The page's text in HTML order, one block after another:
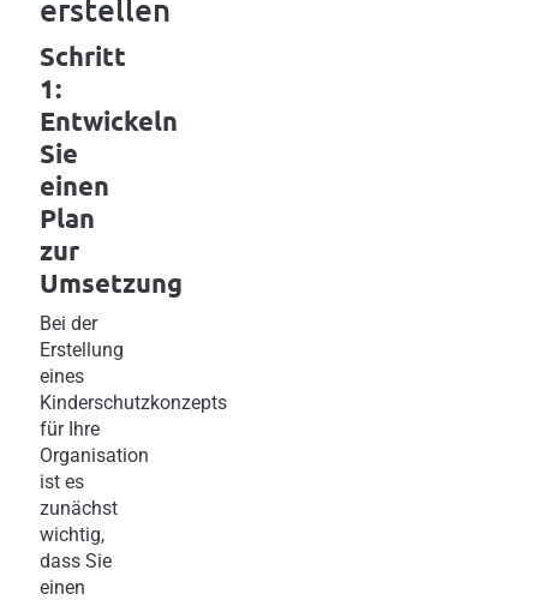
erstellen
Schritt
1:
Entwickeln
Sie
einen
Plan
zur
Umsetzung
Bei der
Erstellung
eines
Kinderschutzkonzepts
für Ihre
Organisation
ist es
zunächst
wichtig,
dass Sie
einen